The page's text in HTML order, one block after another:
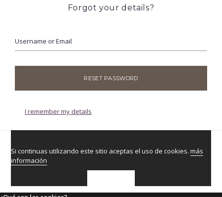
Forgot your details?
Username or Email
RESET PASSWORD
I remember my details
Si continuas utilizando este sitio aceptas el uso de cookies.más
información